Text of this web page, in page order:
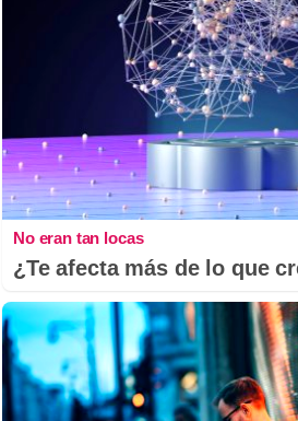
No eran tan locas
¿Te afecta más de lo que